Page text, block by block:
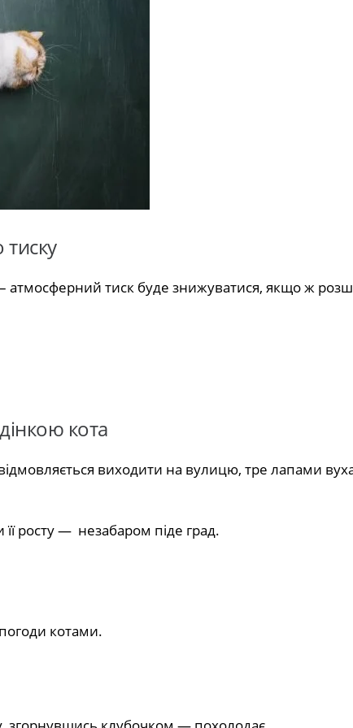
атмосферний тиск буде знижуватися, якщо ж
кота
виходити на вулицю, тре лапами вуха
росту — незабаром піде град.
котами.